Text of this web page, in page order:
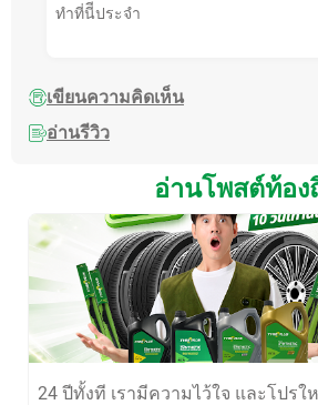
ทำที่นีีประจำ
เขียนความคิดเห็น
อ่านรีวิว
อ่านโพสต์ท้อง
24 ปีทั้งที เรามีความไว้ใจ และโปรใ